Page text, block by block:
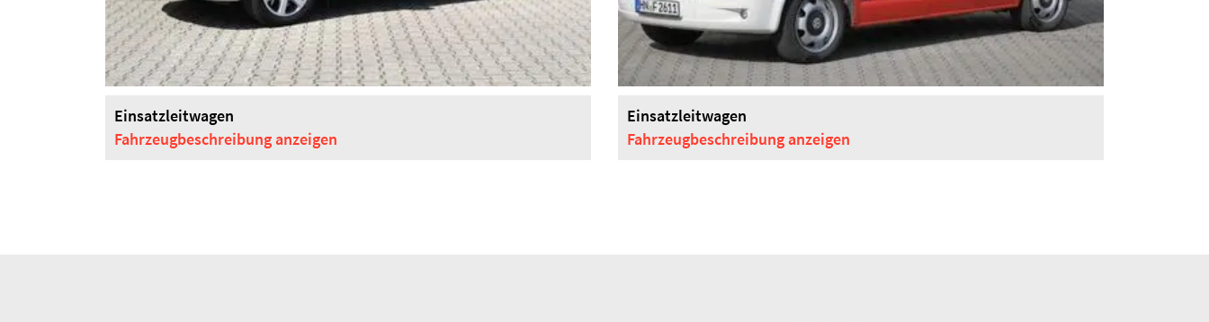
Einsatzleitwagen
Fahrzeugbeschreibung anzeigen
Einsatzleitwagen
Fahrzeugbeschreibung anzeigen